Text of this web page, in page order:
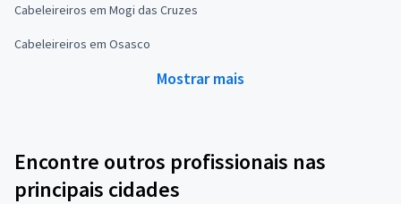
Cabeleireiros em Mogi das Cruzes
Cabeleireiros em Osasco
Mostrar mais
Encontre outros profissionais nas
principais cidades